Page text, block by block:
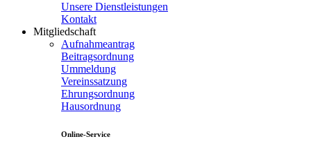
Unsere Dienstleistungen
Kontakt
Mitgliedschaft
Aufnahmeantrag
Beitragsordnung
Ummeldung
Vereinssatzung
Ehrungsordnung
Hausordnung
Online-Service